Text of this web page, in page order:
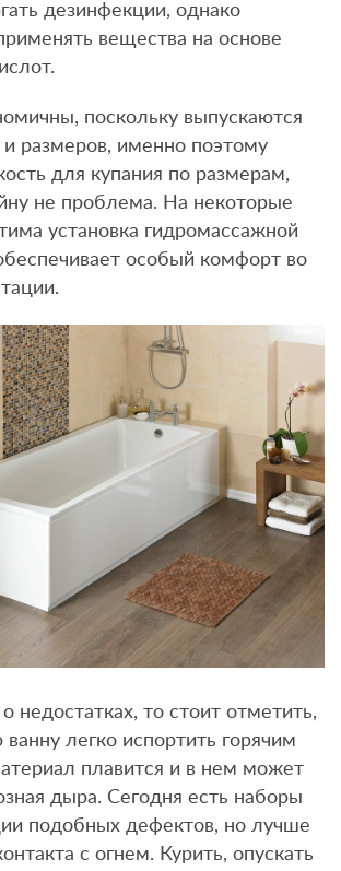
дезинфекции, однако
вещества на основе
поскольку выпускаются
размеров, именно поэтому
для купания по размерам,
не проблема. На некоторые
установка гидромассажной
особый комфорт во
недостатках, то стоит отметить,
легко испортить горячим
плавится и в нем может
дыра. Сегодня есть наборы
подобных дефектов, но лучше
с огнем. Курить, опускать